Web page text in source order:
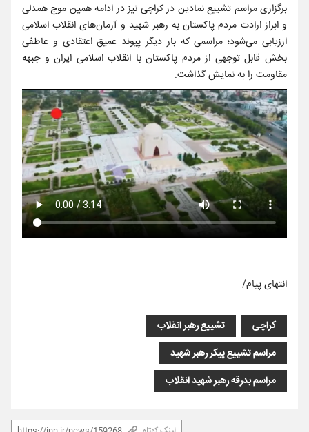
برگزاری مراسم تشییع نمادین در کراچی نیز در ادامه همین موج همدلی
و ابراز ارادت مردم پاکستان به رهبر شهید و آرمان‌های انقلاب اسلامی
ارزیابی می‌شود؛ مراسمی که بار دیگر پیوند عمیق اعتقادی و عاطفی
بخش قابل توجهی از مردم پاکستان با انقلاب اسلامی ایران و جبهه
مقاومت را به نمایش گذاشت.
انتهای پیام/
کراچی
تشییع رهبر انقلاب
مراسم تشییع پیکر رهبر شهید
مراسم بدرقه رهبر شهید انقلاب